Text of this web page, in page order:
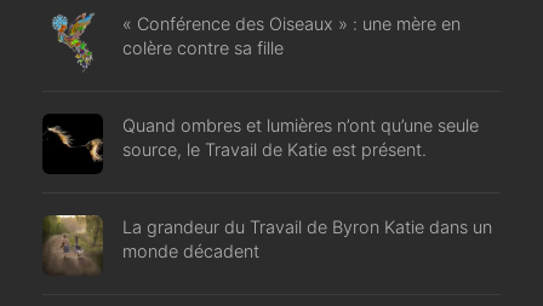
« Conférence des Oiseaux » : une mère en
colère contre sa fille
Quand ombres et lumières n’ont qu’une seule
source, le Travail de Katie est présent.
La grandeur du Travail de Byron Katie dans un
monde décadent